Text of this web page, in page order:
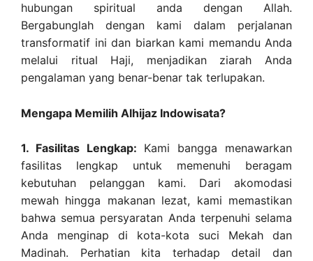
hubungan spiritual anda dengan Allah.
Bergabunglah dengan kami dalam perjalanan
transformatif ini dan biarkan kami memandu Anda
melalui ritual Haji, menjadikan ziarah Anda
pengalaman yang benar-benar tak terlupakan.
Mengapa Memilih Alhijaz Indowisata?
1. Fasilitas Lengkap: Kami bangga menawarkan
fasilitas lengkap untuk memenuhi beragam
kebutuhan pelanggan kami. Dari akomodasi
mewah hingga makanan lezat, kami memastikan
bahwa semua persyaratan Anda terpenuhi selama
Anda menginap di kota-kota suci Mekah dan
Madinah. Perhatian kita terhadap detail dan